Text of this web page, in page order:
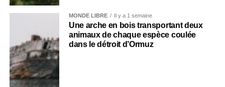
MONDE LIBRE Il y a 1 semaine
Une arche en bois transportant deux
animaux de chaque espèce coulée
dans le détroit d’Ormuz